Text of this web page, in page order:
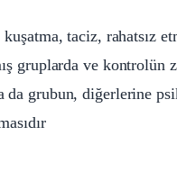
taciz, rahatsız
gruplarda ve kontrolün
da grubun, diğerlerine